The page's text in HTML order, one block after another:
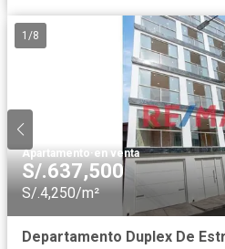
1 /8
Apartamento·en venta
S/.637,500
S/.4,250/m²